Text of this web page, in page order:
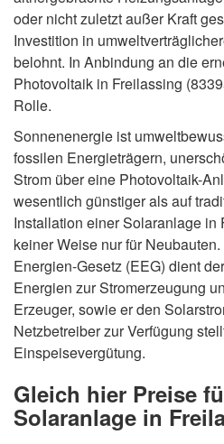
oder nicht zuletzt außer Kraft
Investition in
belohnt. In Anbindung an die
Photovoltaik in Freilassing
Rolle.
Sonnenenergie ist
fossilen Energieträgern,
Strom über eine Photovoltaik-
wesentlich günstiger als auf
Installation einer Solaranlage in
keiner Weise nur für
Energien-Gesetz (EEG) dient
Energien zur Stromerzeugung
Erzeuger, sowie er den
Netzbetreiber zur Verfügung
Einspeisevergütung.
Gleich hier Preise
Solaranlage in